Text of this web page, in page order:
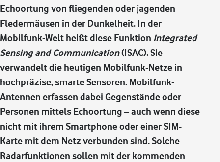
Echoortung von fliegenden oder jagenden
Fledermäusen in der Dunkelheit. In der
Mobilfunk-Welt heißt diese Funktion Integrated
Sensing and Communication(ISAC). Sie
verwandelt die heutigen Mobilfunk-Netze in
hochpräzise, smarte Sensoren. Mobilfunk-
Antennen erfassen dabei Gegenstände oder
Personen mittels Echoortung – auch wenn diese
nicht mit ihrem Smartphone oder einer SIM-
Karte mit dem Netz verbunden sind. Solche
Radarfunktionen sollen mit der kommenden